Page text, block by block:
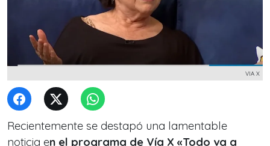
VIA X
Recientemente se destapó una lamentable
noticia en el programa de Vía X «Todo va a